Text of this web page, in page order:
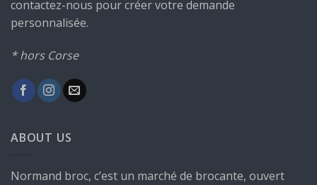
contactez-nous pour créer votre demande
personnalisée.
* hors Corse
ABOUT US
Normand broc, c’est un marché de brocante, ouvert